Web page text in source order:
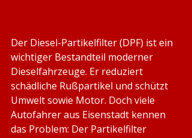
Der Diesel-Partikelfilter (DPF) ist ein
wichtiger Bestandteil moderner
Dieselfahrzeuge. Er reduziert
schädliche Rußpartikel und schützt
Umwelt sowie Motor. Doch viele
Autofahrer aus Eisenstadt kennen
das Problem: Der Partikelfilter